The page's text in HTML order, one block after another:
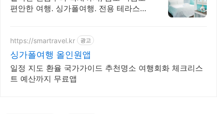
편안한 여행. 싱가폴여행. 전용 테라스와
https://smartravel.kr 광고
싱가폴여행 올인원앱
일정 지도 환율 국가가이드 추천명소 여행회화 체크리스
트 예산까지 무료앱